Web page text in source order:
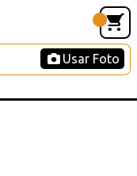
Usar Foto